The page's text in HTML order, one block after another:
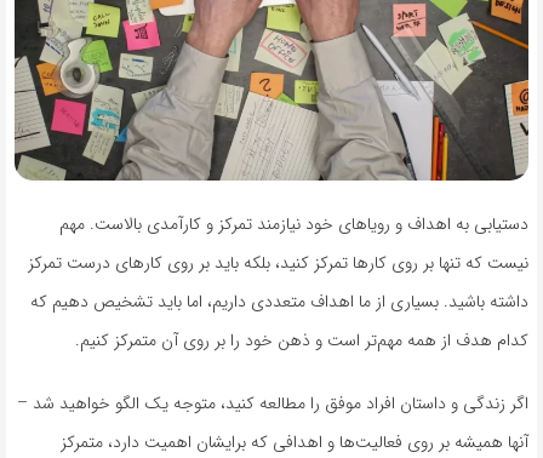
دستیابی به اهداف و رویاهای خود نیازمند تمرکز و کارآمدی بالاست. مهم
نیست که تنها بر روی کارها تمرکز کنید، بلکه باید بر روی کارهای درست تمرکز
داشته باشید. بسیاری از ما اهداف متعددی داریم، اما باید تشخیص دهیم که
کدام هدف از همه مهم‌تر است و ذهن خود را بر روی آن متمرکز کنیم.
اگر زندگی و داستان افراد موفق را مطالعه کنید، متوجه یک الگو خواهید شد –
آنها همیشه بر روی فعالیت‌ها و اهدافی که برایشان اهمیت دارد، متمرکز